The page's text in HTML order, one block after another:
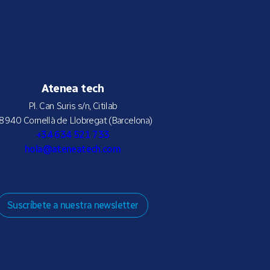
Atenea tech
Pl. Can Suris s/n, Citilab
Cornellà de Llobregat (Barcelona)
+34 634 521 733
hola@ateneatech.com
Suscríbete a nuestra newsletter